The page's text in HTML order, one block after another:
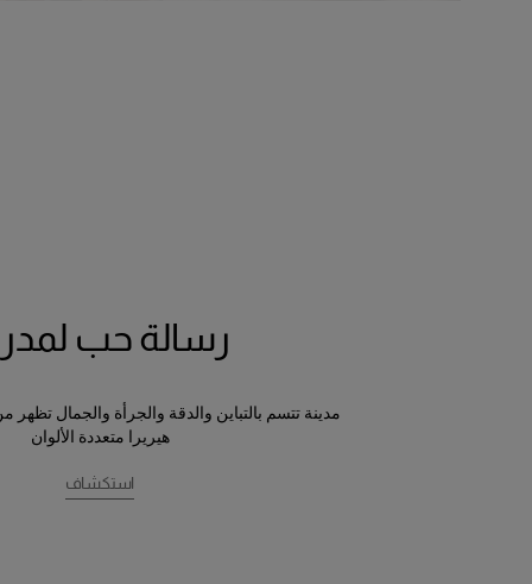
رسالة حب
مدينة تتسم بالتباين والدقة والجرأة والجمال تظهر
هيريرا متعددة الألوان
استكشاف